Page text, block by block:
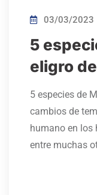
03/03/2023
5
eligro
5 especies de
cambios de
humano en los
entre muchas